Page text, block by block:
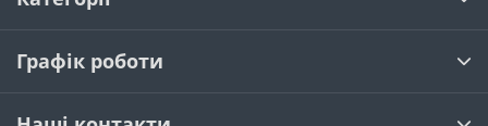
Графік роботи